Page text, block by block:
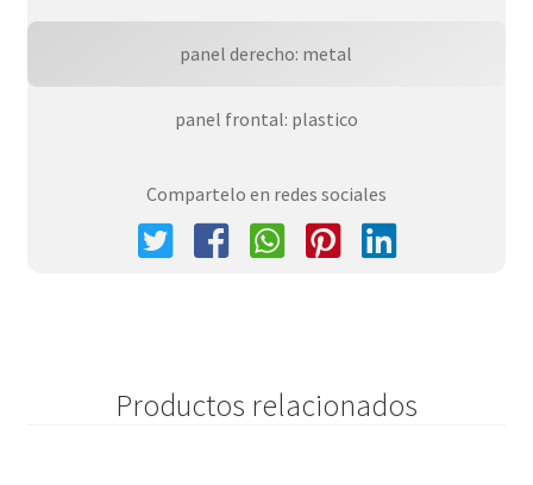
panel derecho: metal
panel frontal: plastico
Compartelo en redes sociales
Productos relacionados